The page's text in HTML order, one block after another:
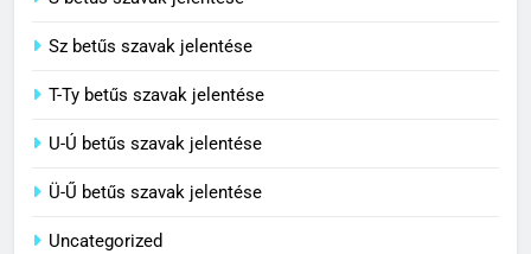
Sz betűs szavak jelentése
T-Ty betűs szavak jelentése
U-Ú betűs szavak jelentése
Ü-Ű betűs szavak jelentése
Uncategorized